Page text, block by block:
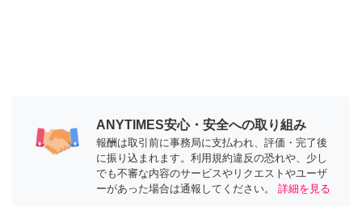
ANYTIMES安心・安全への取り組み
報酬は取引前に事務局に支払われ、評価・完了後
に振り込まれます。利用規約違反の恐れや、少し
でも不審な内容のサービスやリクエストやユーザ
ーがあった場合は通報してください。
詳細を見る